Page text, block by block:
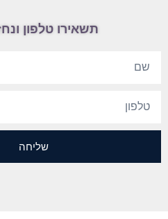
תשאירו טלפון
שליחה